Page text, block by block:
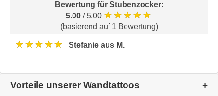
Bewertung für Stubenzocker:
5.00 / 5.00 ★★★★★
(basierend auf 1 Bewertung)
★★★★★ Stefanie aus M.
Vorteile unserer Wandtattoos